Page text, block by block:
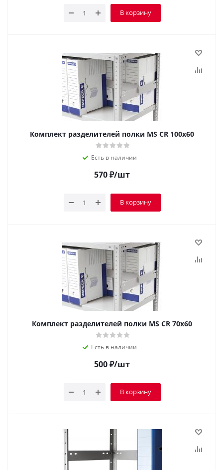
В корзину
Комплект разделителей полки MS CR 100x60
Есть в наличии
570₽/шт
В корзину
Комплект разделителей полки MS CR 70x60
Есть в наличии
500₽/шт
В корзину